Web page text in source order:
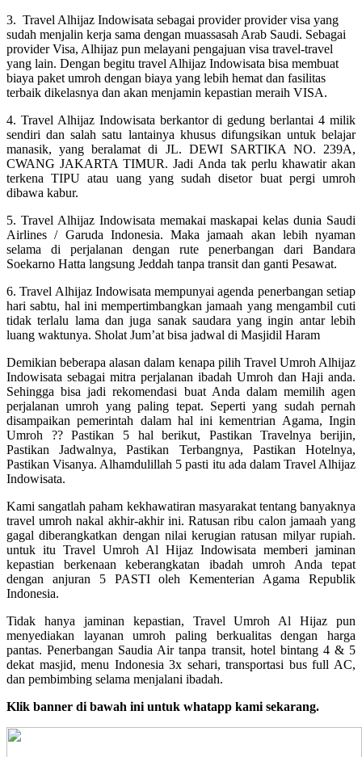
3. Travel Alhijaz Indowisata sebagai provider provider visa yang
sudah menjalin kerja sama dengan muassasah Arab Saudi. Sebagai
provider Visa, Alhijaz pun melayani pengajuan visa travel-travel
yang lain. Dengan begitu travel Alhijaz Indowisata bisa membuat
biaya paket umroh dengan biaya yang lebih hemat dan fasilitas
terbaik dikelasnya dan akan menjamin kepastian meraih VISA.
4. Travel Alhijaz Indowisata berkantor di gedung berlantai 4 milik
sendiri dan salah satu lantainya khusus difungsikan untuk belajar
manasik, yang beralamat di JL. DEWI SARTIKA NO. 239A,
CWANG JAKARTA TIMUR. Jadi Anda tak perlu khawatir akan
terkena TIPU atau uang yang sudah disetor buat pergi umroh
dibawa kabur.
5. Travel Alhijaz Indowisata memakai maskapai kelas dunia Saudi
Airlines / Garuda Indonesia. Maka jamaah akan lebih nyaman
selama di perjalanan dengan rute penerbangan dari Bandara
Soekarno Hatta langsung Jeddah tanpa transit dan ganti Pesawat.
6. Travel Alhijaz Indowisata mempunyai agenda penerbangan setiap
hari sabtu, hal ini mempertimbangkan jamaah yang mengambil cuti
tidak terlalu lama dan juga sanak saudara yang ingin antar lebih
luang waktunya. Sholat Jum’at bisa jadwal di Masjidil Haram
Demikian beberapa alasan dalam kenapa pilih Travel Umroh Alhijaz
Indowisata sebagai mitra perjalanan ibadah Umroh dan Haji anda.
Sehingga bisa jadi rekomendasi buat Anda dalam memilih agen
perjalanan umroh yang paling tepat. Seperti yang sudah pernah
disampaikan pemerintah dalam hal ini kementrian Agama, Ingin
Umroh ?? Pastikan 5 hal berikut, Pastikan Travelnya berijin,
Pastikan Jadwalnya, Pastikan Terbangnya, Pastikan Hotelnya,
Pastikan Visanya. Alhamdulillah 5 pasti itu ada dalam Travel Alhijaz
Indowisata.
Kami sangatlah paham kekhawatiran masyarakat tentang banyaknya
travel umroh nakal akhir-akhir ini. Ratusan ribu calon jamaah yang
gagal diberangkatkan dengan nilai kerugian ratusan milyar rupiah.
untuk itu Travel Umroh Al Hijaz Indowisata memberi jaminan
kepastian berkenaan keberangkatan ibadah umroh Anda tepat
dengan anjuran 5 PASTI oleh Kementerian Agama Republik
Indonesia.
Tidak hanya jaminan kepastian, Travel Umroh Al Hijaz pun
menyediakan layanan umroh paling berkualitas dengan harga
pantas. Penerbangan Saudia Air tanpa transit, hotel bintang 4 & 5
dekat masjid, menu Indonesia 3x sehari, transportasi bus full AC,
dan pembimbing selama menjalani ibadah.
Klik banner di bawah ini untuk whatapp kami sekarang.